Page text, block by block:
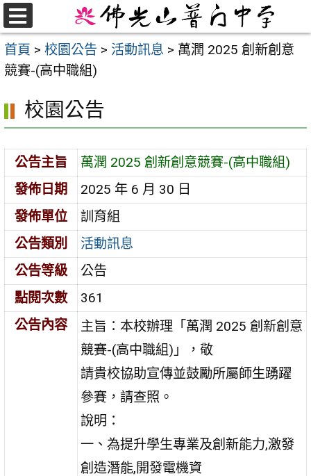
跳
至
主
要
首頁 > 校園公告 > 活動訊息 > 萬潤 2025 創新創意
競賽-(高中職組)
校園公告
公告主旨
萬潤 2025 創新創意競賽-(高中職組)
發佈日期
2025 年 6 月 30 日
發佈單位
訓育組
公告類別
活動訊息
公告等級
公告
點閱次數
361
公告內容
主旨：本校辦理「萬潤 2025 創新創意
競賽-(高中職組)」，敬
請貴校協助宣傳並鼓勵所屬師生踴躍
參賽，請查照。
說明：
一、為提升學生專業及創新能力,激發
創造潛能,開發電機資
選
單